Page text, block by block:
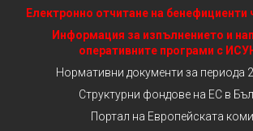
Електронно отчитане на бенефициенти
Информация за изпълнението и
оперативните програми с
Нормативни документи за периода
Структурни фондове на ЕС в
Портал на Европейската